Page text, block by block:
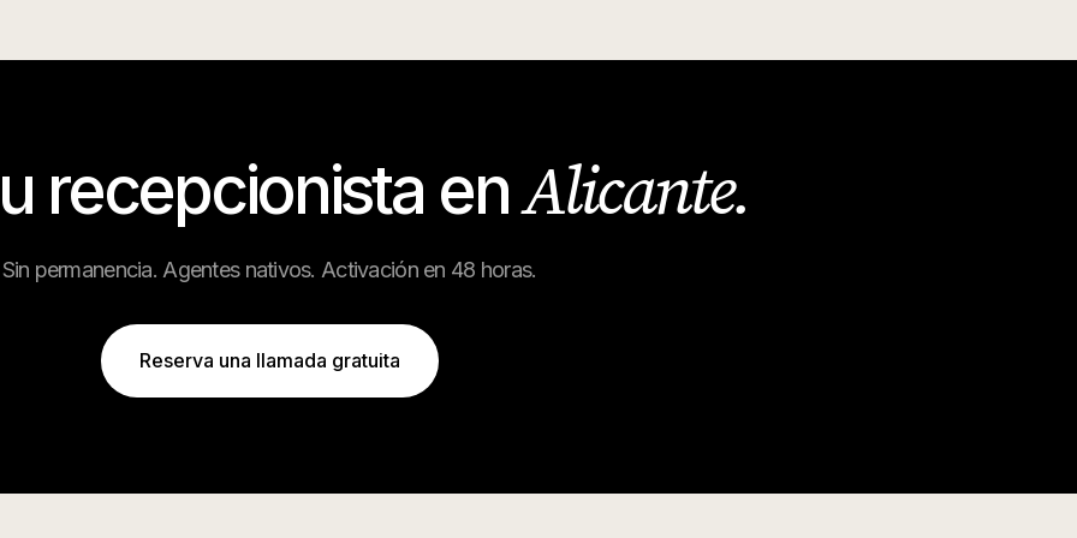
recepcionista enAlicante.
Sin permanencia. Agentes nativos. Activación en 48 horas.
Reserva una llamada gratuita